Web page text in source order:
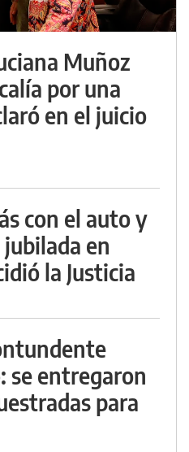
Muñoz
por una
en el juicio
con el auto y
en
la Justicia
se entregaron
para